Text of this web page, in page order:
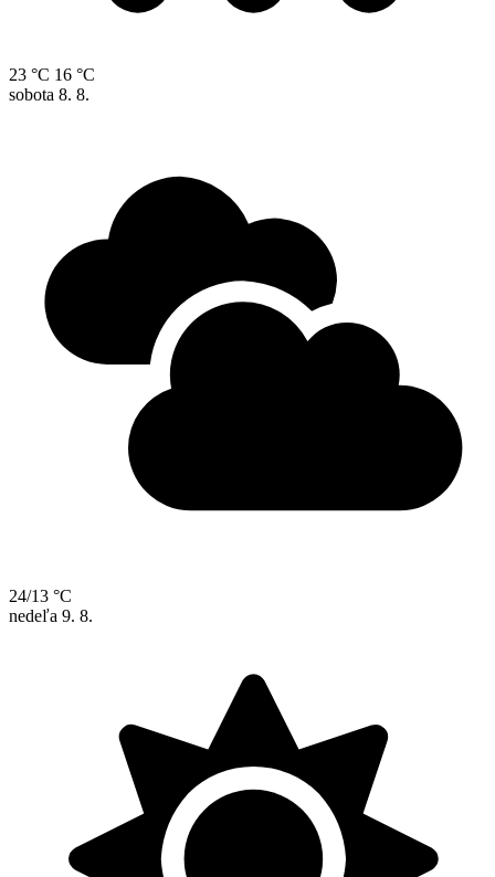
23 °C 16 °C
sobota 8. 8.
24/13 °C
nedeľa 9. 8.